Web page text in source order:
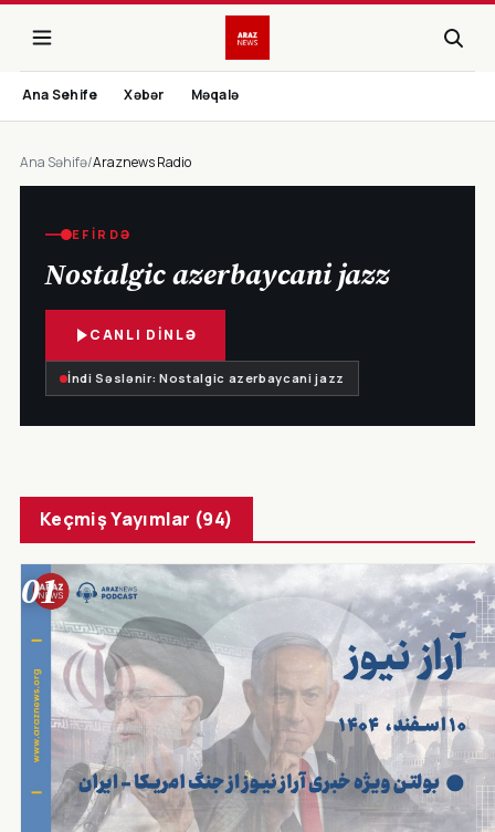
Ana Sehife Xəbər Məqalə
Ana Səhifə/Araznews Radio
EFIRDƏ
Nostalgic azerbaycani jazz
CANLI DINLƏ
İndi Səslənir: Nostalgic azerbaycani jazz
Keçmiş Yayımlar (94)
01